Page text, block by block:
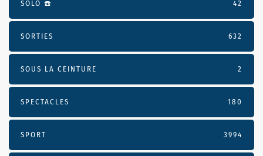
SOLO ☎️ 42
SORTIES 632
SOUS LA CEINTURE 2
SPECTACLES 180
SPORT 3994